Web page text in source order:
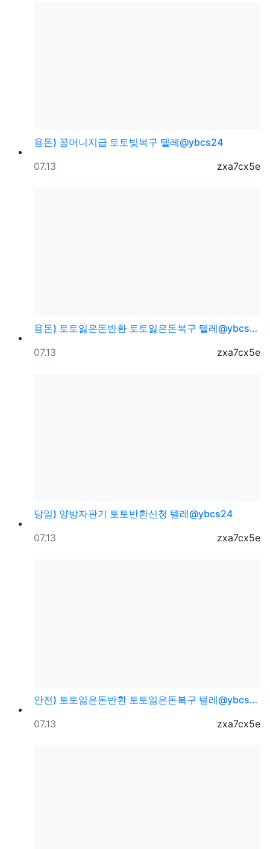
용돈) 꽁머니지급 토토빚복구 텔레@ybcs24
등록자
zxa7cx5e
등록일
07.13
용돈) 토토잃은돈반환 토토잃은돈복구 텔레@ybcs24
등록자
zxa7cx5e
등록일
07.13
당일) 양방자판기 토토반환신청 텔레@ybcs24
등록자
zxa7cx5e
등록일
07.13
안전) 토토잃은돈반환 토토잃은돈복구 텔레@ybcs24
등록자
zxa7cx5e
등록일
07.13